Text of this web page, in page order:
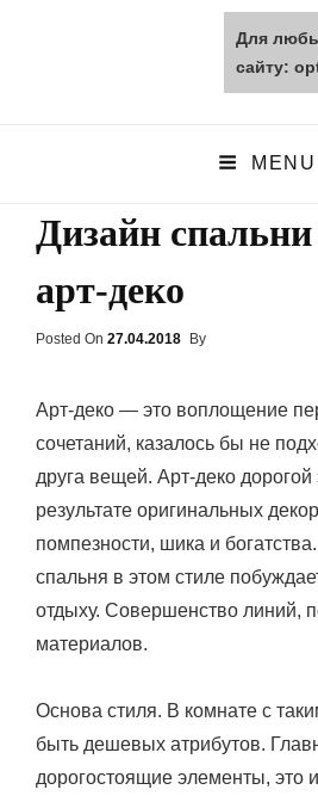
opt-
MENU
Дизайн спальни
арт-деко
Posted On Posted
27.04.2018 By
Арт-деко — это воплощение
сочетаний, казалось бы не
друга вещей. Арт-деко дорогой
результате оригинальных
помпезности, шика и
спальня в этом стиле
отдыху. Совершенство линий,
материалов.
Основа стиля. В комнате с
быть дешевых атрибутов.
дорогостоящие элементы, это
Для
сайту: